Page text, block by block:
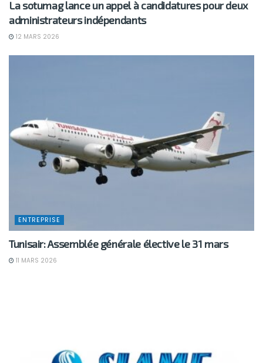
La sotumag lance un appel à candidatures pour deux
administrateurs indépendants
12 MARS 2026
ENTREPRISE
Tunisair: Assemblée générale élective le 31 mars
11 MARS 2026